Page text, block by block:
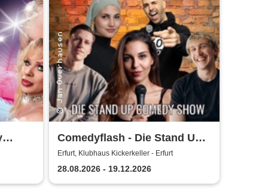
Comedyflash - Die Stand Up
Comedy Show in Erfurt
Erfurt, Klubhaus Kickerkeller - Erfurt
28.08.2026 - 19.12.2026